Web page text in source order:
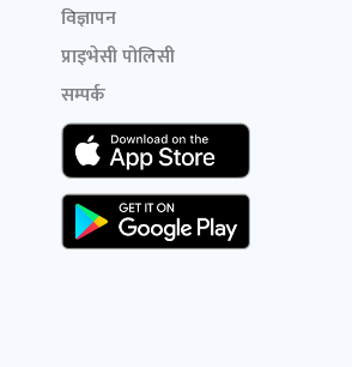
विज्ञापन
प्राइभेसी पोलिसी
सम्पर्क